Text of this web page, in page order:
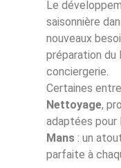
Le
saisonnière
nouveaux
préparation du
conciergerie.
Certaines
Nettoyage,
adaptées pour
Mans: un
parfaite à